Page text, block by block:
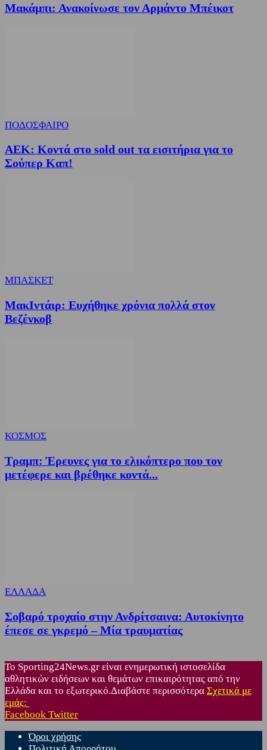
Μακάμπι: Ανακοίνωσε τον Αρμάντο Μπέικοτ
ΠΟΔΟΣΦΑΙΡΟ
ΑΕΚ: Κοντά στο sold out τα εισιτήρια για το
Σούπερ Καπ!
ΜΠΑΣΚΕΤ
ΜακΙντάιρ: Ευχήθηκε χρόνια πολλά στον
Βεζένκοβ
ΚΟΣΜΟΣ
Τραμπ: Έρευνες για το ελικόπτερο που τον
μετέφερε και βρέθηκε κοντά...
ΕΛΛΑΔΑ
Σοβαρό τροχαίο στην Ανδρίτσαινα: Αυτοκίνητο
έπεσε σε γκρεμό – Μία τραυματίας
Το Sporting24News.gr είναι ενημερωτική ιστοσελίδα
αθλητικών ειδήσεων και θεμάτων επικαιρότητας από την
Ελλάδα και το εξωτερικό.Διαβάστε περισσότερα Σχετικά με
εμάς:
Facebook Twitter
Όροι χρήσης